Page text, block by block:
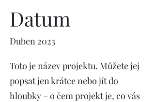
Datum
Duben 2023
Toto je název projektu. Můžete jej
popsat jen krátce nebo jít do
hloubky – o čem projekt je, co vás